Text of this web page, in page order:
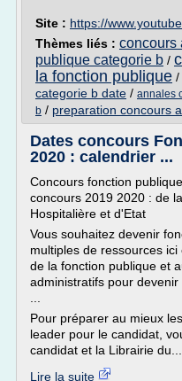
Site : https://
Thèmes liés : concours
publique categorie b /
la fonction publique /
categorie b date / annales
b / preparation concours
Dates concours
2020 : calendrier ...
Concours fonction
concours 2019 2020 : de
Hospitalière et d'Etat
Vous souhaitez devenir
multiples de ressources
de la fonction publique et
administratifs pour
Pour préparer au mieux
leader pour le candidat,
candidat et la Librairie du...
Lire la suite